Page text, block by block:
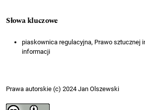
Słowa kluczowe
piaskownica regulacyjna, Prawo sztucznej
informacji
Prawa autorskie (c) 2024 Jan Olszewski